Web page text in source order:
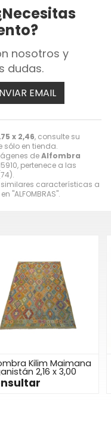
x 2,46, consulte su
sólo en tienda.
deAlfombra
pertenece a las
características a
en "ALFOMBRAS".
nosotros y
dudas.
EMAIL
Kilim Maimana
2,16 x 3,00